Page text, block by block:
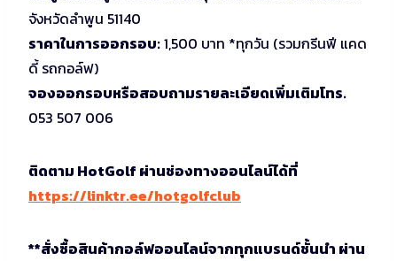
จังหวัดลำพูน 51140
ราคาในการออกรอบ:1,500 บาท *ทุกวัน (รวมกรีนฟี แคด
ดี้ รถกอล์ฟ)
จองออกรอบหรือสอบถามรายละเอียดเพิ่มเติมโทร.
053 507 006
ติดตาม HotGolf ผ่านช่องทางออนไลน์ได้ที่
https://linktr.ee/hotgolfclub
**สั่งซื้อสินค้ากอล์ฟออนไลน์จากทุกแบรนด์ชั้นนำ ผ่าน